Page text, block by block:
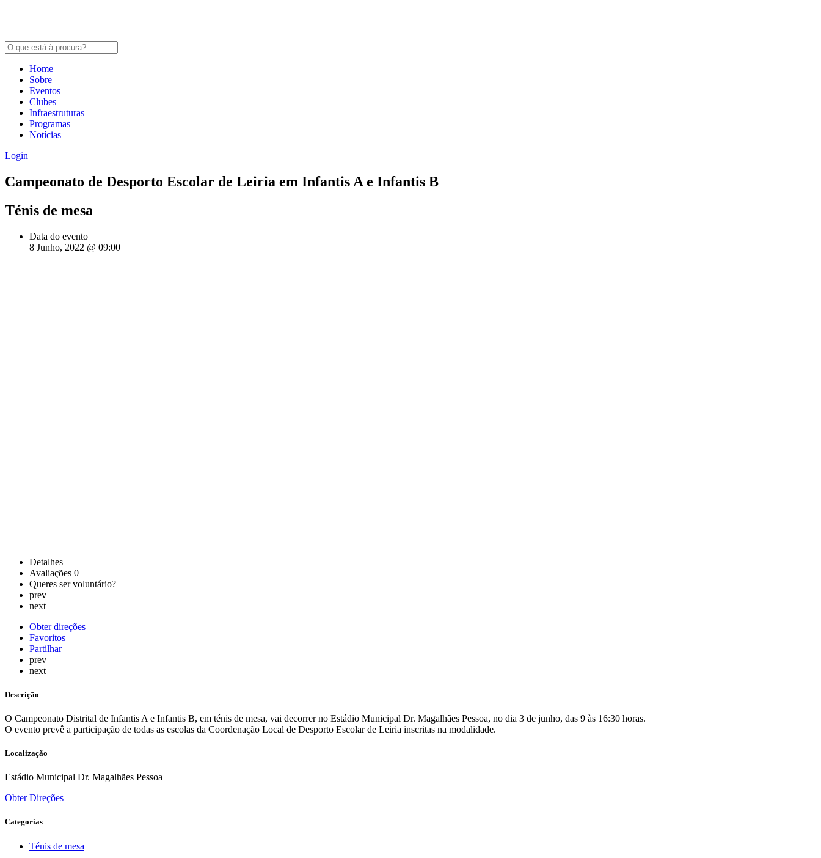
Home
Sobre
Eventos
Clubes
Infraestruturas
Programas
Notícias
Login
Campeonato de Desporto Escolar de Leiria em Infantis A e Infantis B
Ténis de mesa
Data do evento
8 Junho, 2022 @ 09:00
Detalhes
Avaliações 0
Queres ser voluntário?
prev
next
Obter direções
Favoritos
Partilhar
prev
next
Descrição
O Campeonato Distrital de Infantis A e Infantis B, em ténis de mesa, vai decorrer no Estádio Municipal Dr. Magalhães Pessoa, no dia 3 de junho, das 9 às 16:30 horas.
O evento prevê a participação de todas as escolas da Coordenação Local de Desporto Escolar de Leiria inscritas na modalidade.
Localização
Estádio Municipal Dr. Magalhães Pessoa
Obter Direções
Categorias
Ténis de mesa